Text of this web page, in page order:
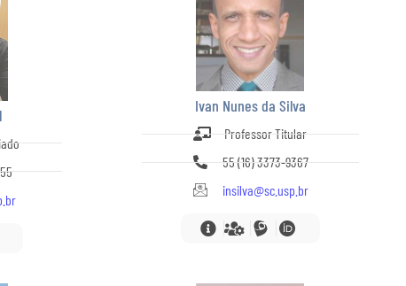
Ivan Nunes da Silva
Professor Titular
55 (16) 3373-9367
insilva@sc.usp.br